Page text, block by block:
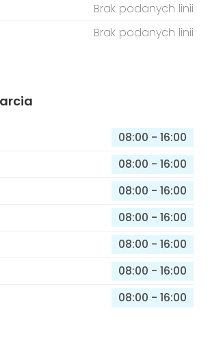
Brak podanych linii
Brak podanych linii
08:00 - 16:00
08:00 - 16:00
08:00 - 16:00
08:00 - 16:00
08:00 - 16:00
08:00 - 16:00
08:00 - 16:00